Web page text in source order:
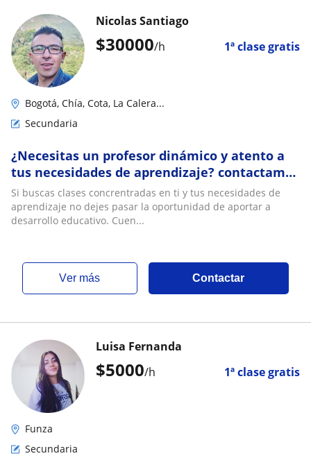
$30000/h 1ª clase gratis
Nicolas Santiago
Bogotá, Chía, Cota, La Calera...
Secundaria
¿Necesitas un profesor dinámico y atento a
tus necesidades de aprendizaje? contactame
y empecemos a trabajar en tu proceso
educativo
Si buscas clases concrentradas en ti y tus necesidades de
aprendizaje no dejes pasar la oportunidad de aportar a
desarrollo educativo. Cuen...
ver más Contactar
$5000/h 1ª clase gratis
Luisa Fernanda
Funza
Secundaria